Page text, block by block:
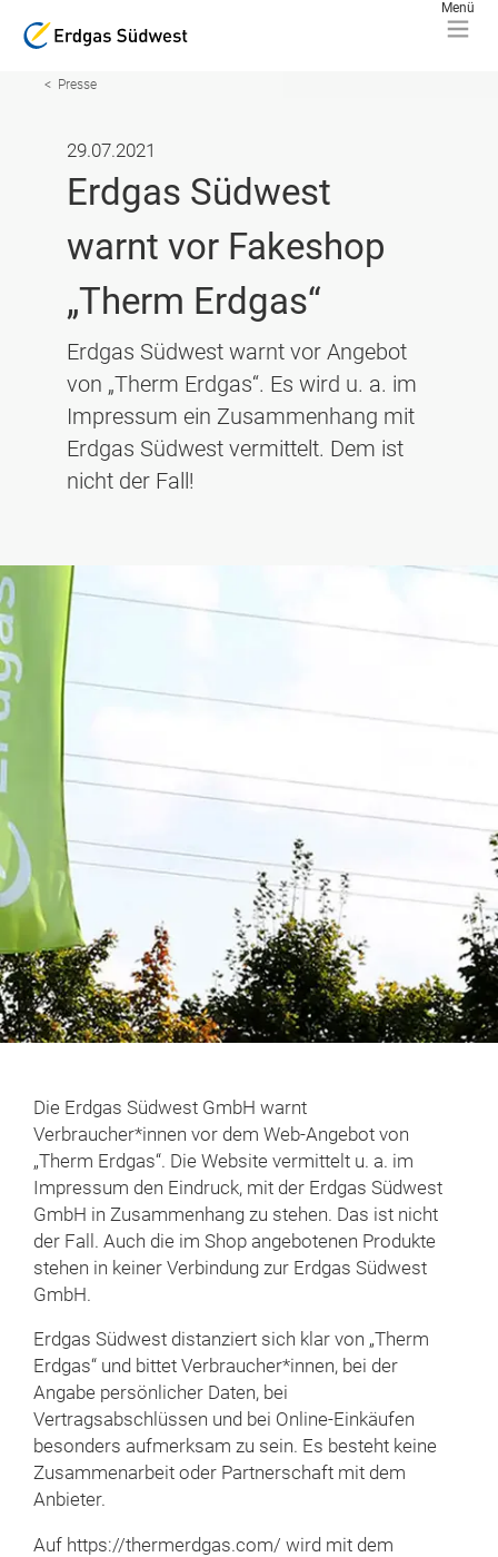
Presse
29.07.2021
Erdgas Südwest
warnt vor Fakeshop
„Therm Erdgas“
Erdgas Südwest warnt vor Angebot
von „Therm Erdgas“. Es wird u. a. im
Impressum ein Zusammenhang mit
Erdgas Südwest vermittelt. Dem ist
nicht der Fall!
Die Erdgas Südwest GmbH warnt
Verbraucher*innen vor dem Web-Angebot von
„Therm Erdgas“. Die Website vermittelt u. a. im
Impressum den Eindruck, mit der Erdgas Südwest
GmbH in Zusammenhang zu stehen. Das ist nicht
der Fall. Auch die im Shop angebotenen Produkte
stehen in keiner Verbindung zur Erdgas Südwest
GmbH.
Erdgas Südwest distanziert sich klar von „Therm
Erdgas“ und bittet Verbraucher*innen, bei der
Angabe persönlicher Daten, bei
Vertragsabschlüssen und bei Online-Einkäufen
besonders aufmerksam zu sein. Es besteht keine
Zusammenarbeit oder Partnerschaft mit dem
Anbieter.
Auf https://thermerdgas.com/ wird mit dem